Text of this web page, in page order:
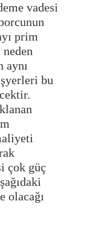
vadesi
prim
aynı
bu
çok güç
olacağı